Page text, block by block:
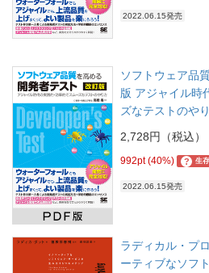
2022.06.15発売
ソフトウェア品
版 アジャイル時
ズなテストのや
2,728円（税込）
992pt (40%) ? 生
2022.06.15発売
ラディカル・プ
ーティブなソフ